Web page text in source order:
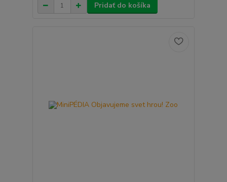
Pridať do košíka